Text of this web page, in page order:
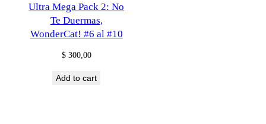
Ultra Mega Pack 2: No
Te Duermas,
WonderCat! #6 al #10
$300,00
Add to cart